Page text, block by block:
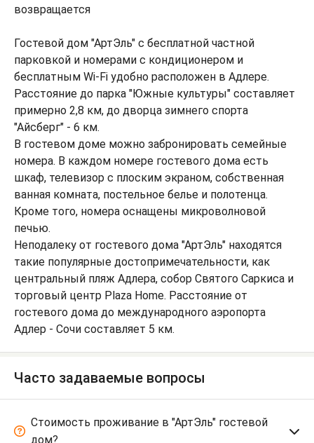
возвращается
Гостевой дом "АртЭль" с бесплатной частной
парковкой и номерами с кондиционером и
бесплатным Wi-Fi удобно расположен в Адлере.
Расстояние до парка "Южные культуры" составляет
примерно 2,8 км, до дворца зимнего спорта
"Айсберг" - 6 км.
В гостевом доме можно забронировать семейные
номера. В каждом номере гостевого дома есть
шкаф, телевизор с плоским экраном, собственная
ванная комната, постельное белье и полотенца.
Кроме того, номера оснащены микроволновой
печью.
Неподалеку от гостевого дома "АртЭль" находятся
такие популярные достопримечательности, как
центральный пляж Адлера, собор Святого Саркиса и
торговый центр Plaza Home. Расстояние от
гостевого дома до международного аэропорта
Адлер - Сочи составляет 5 км.
Часто задаваемые вопросы
Стоимость проживание в "АртЭль" гостевой
дом?